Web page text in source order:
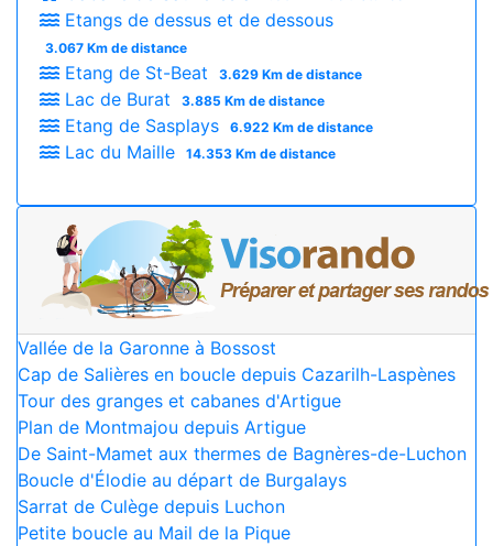
Etangs de dessus et de dessous
3.067 Km de distance
Etang de St-Beat 3.629 Km de distance
Lac de Burat 3.885 Km de distance
Etang de Sasplays 6.922 Km de distance
Lac du Maille 14.353 Km de distance
Vallée de la Garonne à Bossost
Cap de Salières en boucle depuis Cazarilh-Laspènes
Tour des granges et cabanes d'Artigue
Plan de Montmajou depuis Artigue
De Saint-Mamet aux thermes de Bagnères-de-Luchon
Boucle d'Élodie au départ de Burgalays
Sarrat de Culège depuis Luchon
Petite boucle au Mail de la Pique